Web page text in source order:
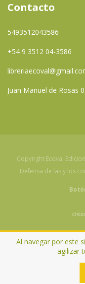
Al navegar por este
agilizar
Contacto
5493512043586
+54 9 3512 04-3586
Juan Manuel de Rosas
Copyright Ecoval
Defensa de las y los